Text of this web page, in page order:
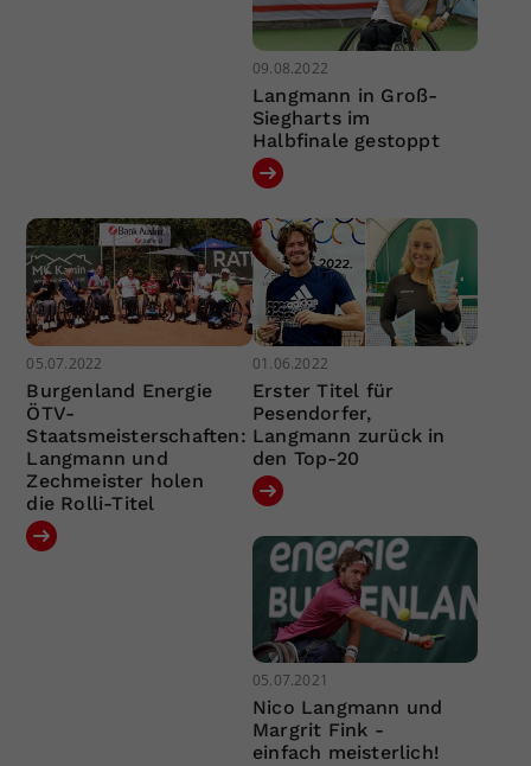
09.08.2022
Langmann in Groß-
Siegharts im
Halbfinale gestoppt
05.07.2022
Burgenland Energie
ÖTV-
Staatsmeisterschaften:
Langmann und
Zechmeister holen
die Rolli-Titel
01.06.2022
Erster Titel für
Pesendorfer,
Langmann zurück in
den Top-20
05.07.2021
Nico Langmann und
Margrit Fink -
einfach meisterlich!